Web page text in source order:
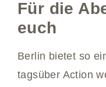
Für die
euch
Berlin bietet so
tagsüber Action